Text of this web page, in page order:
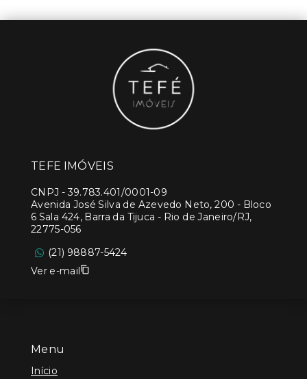
Menu
Início
TEFE IMÓVEIS
CNPJ -39.783.401/0001-09
Avenida José Silva de Azevedo Neto, 200 - Bloco
6 Sala 424, Barra da Tijuca - Rio de Janeiro/RJ,
22775-056
(21) 98887-5424
Ver e-mail